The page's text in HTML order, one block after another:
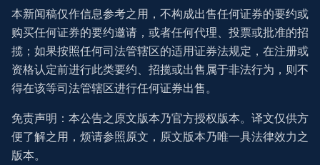
本新闻稿仅作信息参考之用，不构成出售任何证券的要约或
购买任何证券的要约邀请，或者任何代理、投票或批准的招
揽；如果按照任何司法管辖区的适用证券法规定，在注册或
资格认定前进行此类要约、招揽或出售属于非法行为，则不
得在该等司法管辖区进行任何证券出售。
免责声明：本公告之原文版本乃官方授权版本。译文仅供方
便了解之用，烦请参照原文，原文版本乃唯一具法律效力之
版本。